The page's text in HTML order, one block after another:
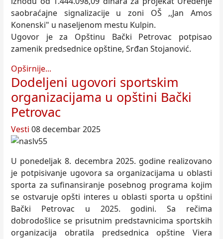
saobraćajne signalizacije u zoni OŠ ,,Jan Amos
Konenski" u naseljenom mestu Kulpin.
Ugovor je za Opštinu Bački Petrovac potpisao
zamenik predsednice opštine, Srđan Stojanović.
Opširnije...
Dodeljeni ugovori sportskim
organizacijama u opštini Bački
Petrovac
Vesti 08 decembar 2025
U ponedeljak 8. decembra 2025. godine realizovano
je potpisivanje ugovora sa organizacijama u oblasti
sporta za sufinansiranje posebnog programa kojim
se ostvaruje opšti interes u oblasti sporta u opštini
Bački Petrovac u 2025. godini. Sa rečima
dobrodošlice se prisutnim predstavnicima sportskih
organizacija obratila predsednica opštine Viera